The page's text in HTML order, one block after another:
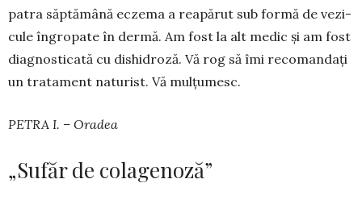
patra săp­tămână eczema a reapărut sub formă de ve­zi­
cule îngro­pate în dermă. Am fost la alt medic și am fost
diag­nos­ticată cu dishidroză. Vă rog să îmi re­co­mandați
un tratament naturist. Vă mul­țumesc.
PETRA I. – Oradea
„Sufăr de colagenoză”